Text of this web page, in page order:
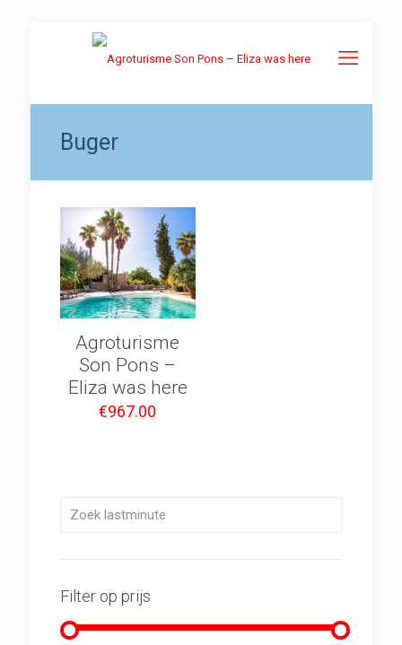
Buger
Agroturisme
Son Pons –
Eliza was here
€967.00
Filter op prijs